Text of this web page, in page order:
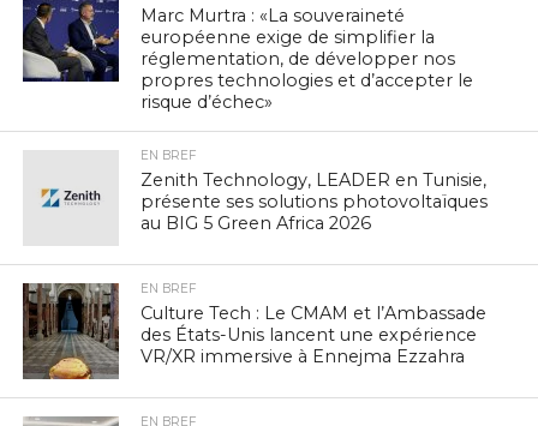
Marc Murtra : «La souveraineté
européenne exige de simplifier la
réglementation, de développer nos
propres technologies et d’accepter le
risque d’échec»
EN BREF
Zenith Technology, LEADER en Tunisie,
présente ses solutions photovoltaïques
au BIG 5 Green Africa 2026
EN BREF
Culture Tech : Le CMAM et l’Ambassade
des États-Unis lancent une expérience
VR/XR immersive à Ennejma Ezzahra
EN BREF